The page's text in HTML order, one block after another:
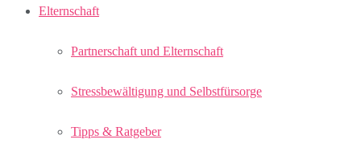
Elternschaft
Partnerschaft und Elternschaft
Stressbewältigung und Selbstfürsorge
Tipps & Ratgeber